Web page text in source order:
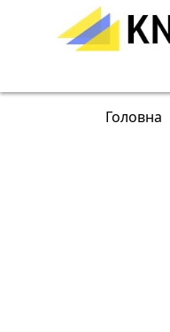
Головна